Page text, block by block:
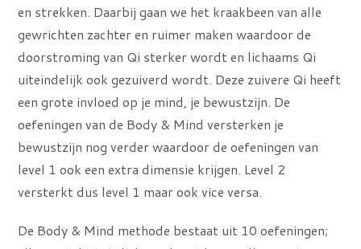
en strekken. Daarbij gaan we het kraakbeen van alle
gewrichten zachter en ruimer maken waardoor de
doorstroming van Qi sterker wordt en lichaams Qi
uiteindelijk ook gezuiverd wordt. Deze zuivere Qi heeft
een grote invloed op je mind, je bewustzijn. De
oefeningen van de Body & Mind versterken je
bewustzijn nog verder waardoor de oefeningen van
level 1 ook een extra dimensie krijgen. Level 2
versterkt dus level 1 maar ook vice versa.
De Body & Mind methode bestaat uit 10 oefeningen;